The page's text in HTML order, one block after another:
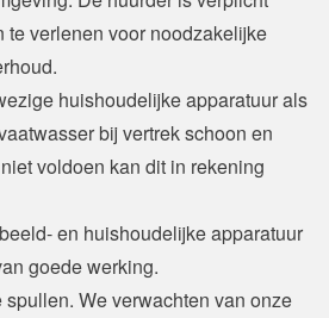
te verlenen voor noodzakelijke
huishoudelijke apparatuur als
bij vertrek schoon en
voldoen kan dit in rekening
en huishoudelijke apparatuur
goede werking.
We verwachten van onze